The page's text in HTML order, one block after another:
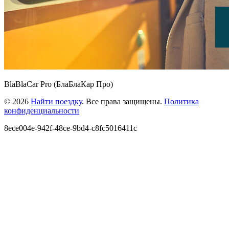
BlaBlaCar Pro (БлаБлаКар Про)
© 2026 Найти поездку. Все права защищены. Политика
конфиденциальности
8ece004e-942f-48ce-9bd4-c8fc5016411c